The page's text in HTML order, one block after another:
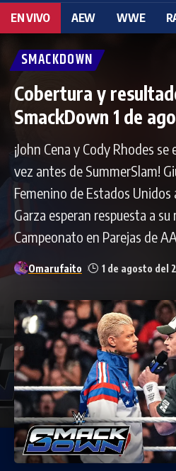
EN VIVO AEW WWE
SMACKDOWN
Cobertura y
SmackDown 1 de
¡John Cena y Cody Rhodes
vez antes de SummerSlam!
Femenino de Estados Unidos
Garza esperan respuesta a
Campeonato en Parejas de
Omarufaito 1 de agosto del